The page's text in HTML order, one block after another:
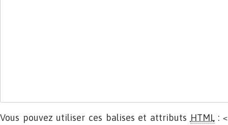
Vous pouvez utiliser ces balises et attributs HTML: